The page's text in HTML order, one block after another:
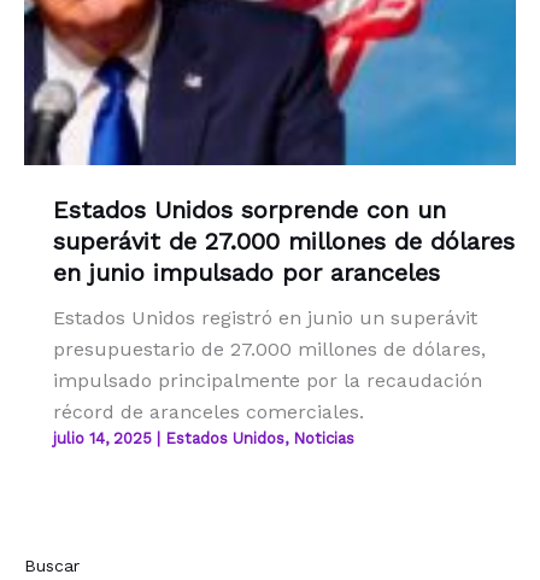
Estados Unidos sorprende con un
superávit de 27.000 millones de dólares
en junio impulsado por aranceles
Estados Unidos registró en junio un superávit
presupuestario de 27.000 millones de dólares,
impulsado principalmente por la recaudación
récord de aranceles comerciales.
julio 14, 2025 Estados Unidos, Noticias
Buscar